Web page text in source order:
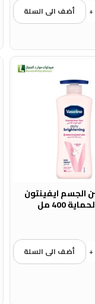
+ أضف الى السلة
الجسم ايفينتون
400 مل
+ أضف الى السلة